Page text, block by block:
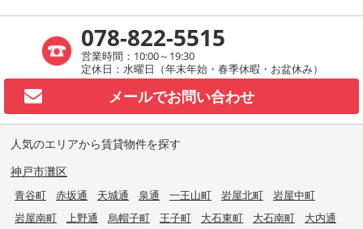
078-822-5515
営業時間：10:00～19:30
定休日：水曜日（年末年始・春季休暇・お盆休み）
メールでお問い合わせ
人気のエリアから賃貸物件を探す
神戸市灘区
青谷町 赤坂通 天城通 泉通 一王山町 岩屋北町
岩屋中町
岩屋南町
上野通 烏帽子町 王子町 大石東町 大石南町
大内通